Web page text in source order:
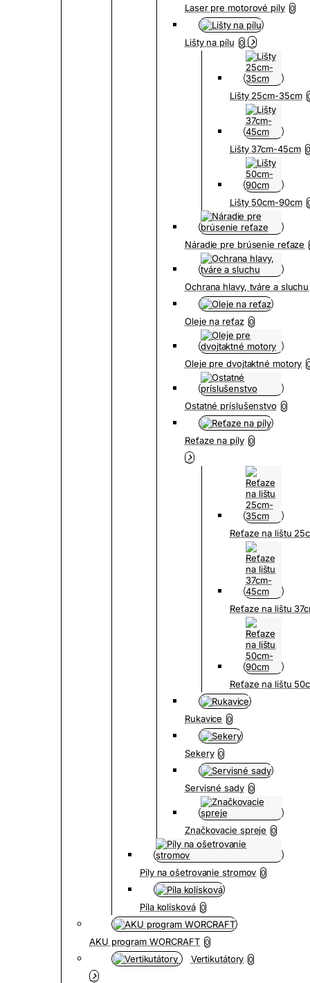
Laser pre motorové píly 0
Lišty na pílu 0
Lišty 25cm-35cm
Lišty 37cm-45cm 0
Lišty 50cm-90cm
Náradie pre brúsenie reťaze
Ochrana hlavy, tváre a sluchu
Oleje na reťaz 0
Oleje pre dvojtaktné motory
Ostatné príslušenstvo 0
Reťaze na píly 0
Reťaze na lištu
Reťaze na lištu
Reťaze na lištu
Rukavice 0
Sekery 0
Servisné sady 0
Značkovacie spreje 0
Píly na ošetrovanie stromov 0
Píla kolísková 0
AKU program WORCRAFT 0
Vertikutátory 0